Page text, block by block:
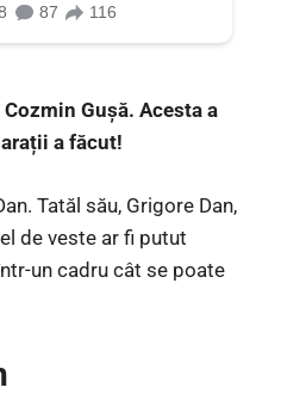
Gușă. Acesta a
a făcut!
Tatăl său, Grigore Dan,
de veste ar fi putut
un cadru cât se poate